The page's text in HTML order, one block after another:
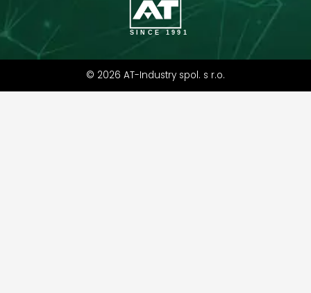
SINCE 1991
© 2026 AT-Industry spol. s r.o.